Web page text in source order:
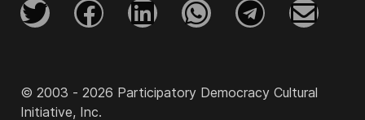
© 2003 - 2026 Participatory Democracy Cultural
Initiative, Inc.